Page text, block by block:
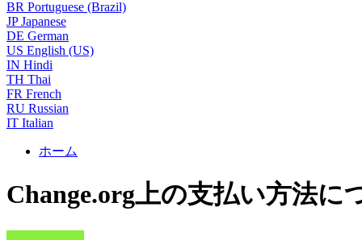
BR Portuguese (Brazil)
JP Japanese
DE German
US English (US)
IN Hindi
TH Thai
FR French
RU Russian
IT Italian
ホーム
Change.org上の支払い方法に